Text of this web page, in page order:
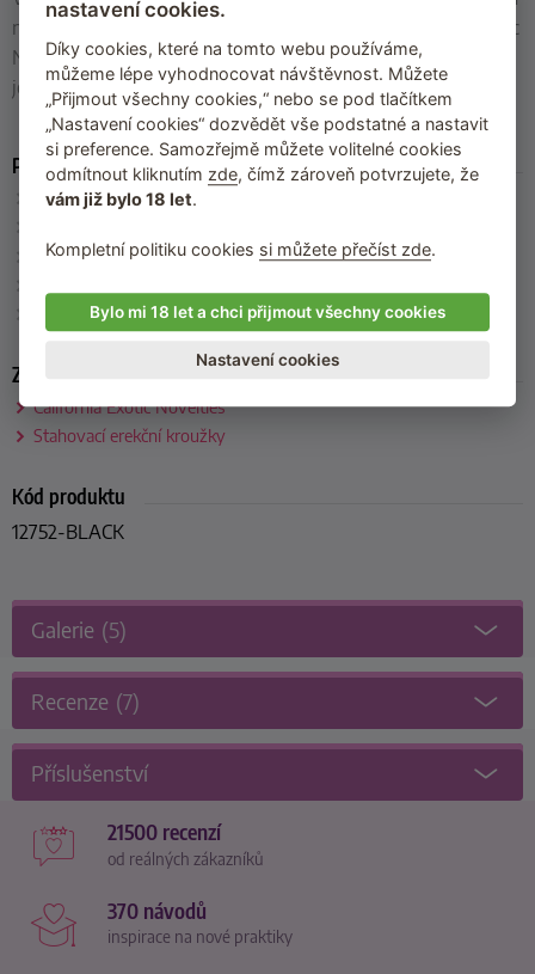
našem eshopu. Kvalitní zboží od společnosti California Exotic
Novelties si pořídilo dohromady 259 zákazníků. Mrkněte na
jejich…celý popis
Parametry
Velikost: univerzální, max. průměr očka cca 4,5 cm (elastické)
Barva: černá
Výrobce: California Exotic Novelties (USA)
Zařazeno
California Exotic Novelties
Stahovací erekční kroužky
Kód produktu
12752-BLACK
Galerie (5)
Recenze (7)
Příslušenství
21500 recenzí
od reálných zákazníků
370 návodů
inspirace na nové praktiky
nastavení cookies.
Díky cookies, které na tomto webu používáme,
můžeme lépe vyhodnocovat návštěvnost. Můžete
„Přijmout všechny cookies,“ nebo se pod tlačítkem
„Nastavení cookies“ dozvědět vše podstatné a nastavit
si preference. Samozřejmě můžete volitelné cookies
odmítnout kliknutím zde, čímž zároveň potvrzujete, že
vám již bylo 18 let.
Kompletní politiku cookies si můžete přečíst zde.
Bylo mi 18 let a chci přijmout všechny cookies
Nastavení cookies